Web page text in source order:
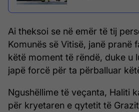
Ai theksoi se në emër të tij
Komunës së Vitisë, janë pranë
këtë moment të rëndë, duke u
japë forcë për ta përballuar
Ngushëllime të veçanta, Haliti
për kryetaren e qytetit të